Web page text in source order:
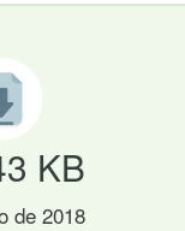
KB
de 2018